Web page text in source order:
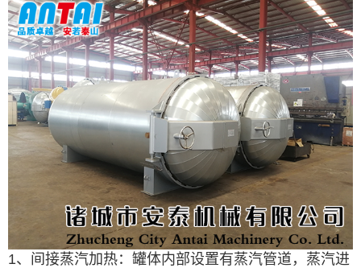
1、间接蒸汽加热：罐体内部设置有蒸汽管道，蒸汽进